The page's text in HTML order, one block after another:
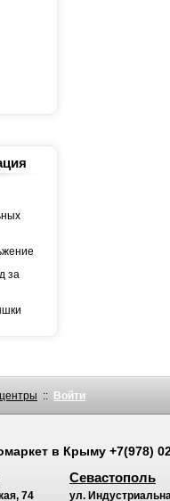
за
:: Войти
в Крыму +7(978)
74
Севастополь
ул.